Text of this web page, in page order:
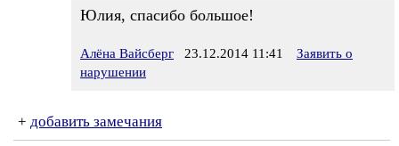
Юлия, спасибо большое!
Алёна Вайсберг 23.12.2014 11:41
Заявить о
нарушении
+ добавить замечания